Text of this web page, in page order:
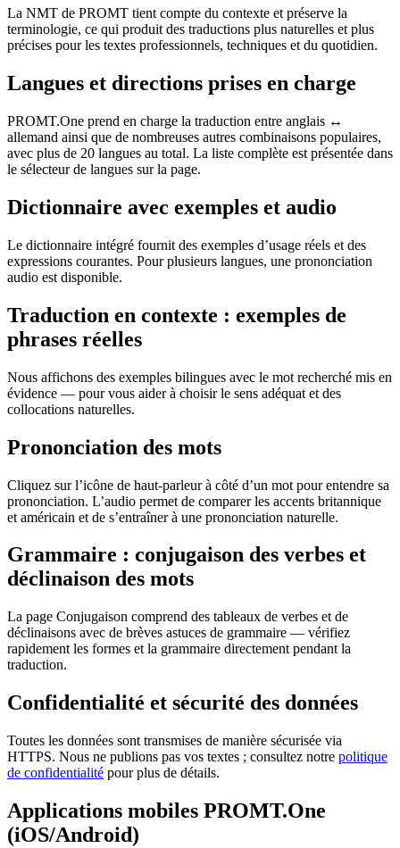
La NMT de PROMT tient compte du contexte et préserve la
terminologie, ce qui produit des traductions plus naturelles et plus
précises pour les textes professionnels, techniques et du quotidien.
Langues et directions prises en charge
PROMT.One prend en charge la traduction entre anglais ↔
allemand ainsi que de nombreuses autres combinaisons populaires,
avec plus de 20 langues au total. La liste complète est présentée dans
le sélecteur de langues sur la page.
Dictionnaire avec exemples et audio
Le dictionnaire intégré fournit des exemples d’usage réels et des
expressions courantes. Pour plusieurs langues, une prononciation
audio est disponible.
Traduction en contexte : exemples de
phrases réelles
Nous affichons des exemples bilingues avec le mot recherché mis en
évidence — pour vous aider à choisir le sens adéquat et des
collocations naturelles.
Prononciation des mots
Cliquez sur l’icône de haut-parleur à côté d’un mot pour entendre sa
prononciation. L’audio permet de comparer les accents britannique
et américain et de s’entraîner à une prononciation naturelle.
Grammaire : conjugaison des verbes et
déclinaison des mots
La page Conjugaison comprend des tableaux de verbes et de
déclinaisons avec de brèves astuces de grammaire — vérifiez
rapidement les formes et la grammaire directement pendant la
traduction.
Confidentialité et sécurité des données
Toutes les données sont transmises de manière sécurisée via
HTTPS. Nous ne publions pas vos textes ; consultez notre politique
de confidentialité pour plus de détails.
Applications mobiles PROMT.One
(iOS/Android)